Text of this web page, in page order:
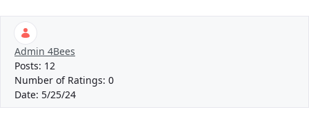
Admin 4Bees
Posts: 12
Number of Ratings: 0
Date: 5/25/24